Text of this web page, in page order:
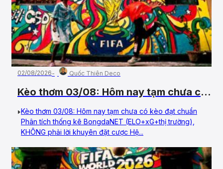
02/08/2026 Quốc Thiên Deco
Kèo thơm 03/08: Hôm nay tạm chưa có
Kèo thơm 03/08: Hôm nay tạm chưa có kèo đạt chuẩn
Phân tích thống kê BongdaNET (ELO+xG+thị trường),
KHÔNG phải lời khuyên đặt cược Hệ...